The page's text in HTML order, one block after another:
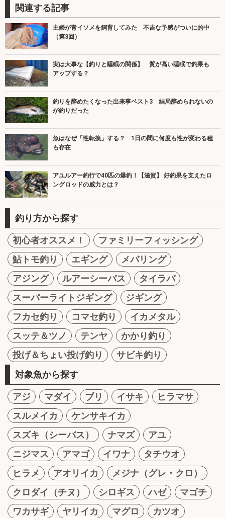
関連する記事
主婦が青イソメを飼育してみた 不吉な予感がついに的中
（第3回）
実は大事な【釣りと睡眠の関係】 質が高い睡眠で釣果も
アップする？
釣りを辞めたくなった出来事ベスト3 結局辞められないの
が釣りだった
魚はなぜ「性転換」する？ 1日の間に何度も性が変わる種
も存在
アユルアー釣行で40匹の爆釣！【滋賀】 好釣果を支えたロ
ングロッドの威力とは？
釣り方から探す
初心者オススメ！
ファミリーフィッシング
鮎トモ釣り
エギング
メバリング
アジング
ルアーシーバス
タイラバ
スーパーライトジギング
ジギング
フカセ釣り
コマセ釣り
イカメタル
スッテ＆ツノ
テンヤ
かかり釣り
投げ＆ちょい投げ釣り
サビキ釣り
対象魚から探す
アジ マダイ ブリ イサキ
ヒラマサ
スルメイカ
ケンサキイカ
スズキ（シーバス）
ナマズ
アユ
ニジマス
アマゴ イワナ
タチウオ
ヒラメ
アオリイカ
メジナ（グレ・クロ）
クロダイ（チヌ）
シロギス ハゼ
マゴチ
ワカサギ
ヤリイカ マグロ
カツオ